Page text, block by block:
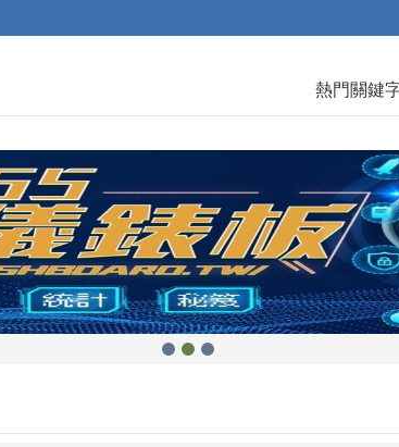
熱門關鍵